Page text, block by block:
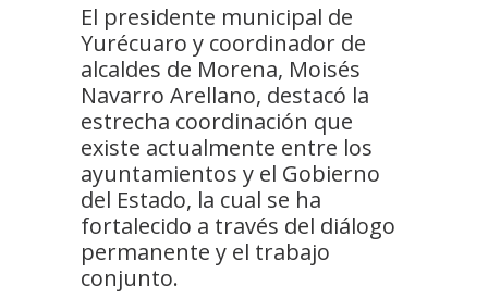
El presidente municipal de
Yurécuaro y coordinador de
alcaldes de Morena, Moisés
Navarro Arellano, destacó la
estrecha coordinación que
existe actualmente entre los
ayuntamientos y el Gobierno
del Estado, la cual se ha
fortalecido a través del diálogo
permanente y el trabajo
conjunto.